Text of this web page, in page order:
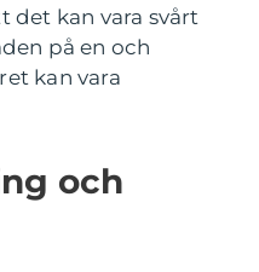
det kan vara svårt
på en och
kan vara
och